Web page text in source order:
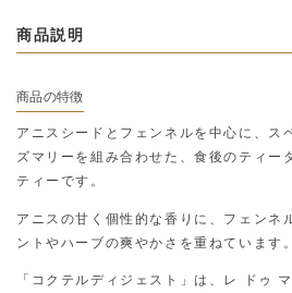
商品説明
商品の特徴
アニスシードとフェンネルを中心に、ス
ズマリーを組み合わせた、食後のティー
ティーです。
アニスの甘く個性的な香りに、フェンネ
ントやハーブの爽やかさを重ねています。
「コクテルディジェスト」は、レ ドゥ